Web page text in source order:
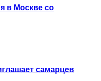
в Москве со
самарцев